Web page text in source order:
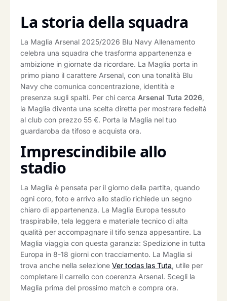
La storia della squadra
La Maglia Arsenal 2025/2026 Blu Navy Allenamento
celebra una squadra che trasforma appartenenza e
ambizione in giornate da ricordare. La Maglia porta in
primo piano il carattere Arsenal, con una tonalità Blu
Navy che comunica concentrazione, identità e
presenza sugli spalti. Per chi cerca Arsenal Tuta 2026,
la Maglia diventa una scelta diretta per mostrare fedeltà
al club con prezzo 55 €. Porta la Maglia nel tuo
guardaroba da tifoso e acquista ora.
Imprescindibile allo
stadio
La Maglia è pensata per il giorno della partita, quando
ogni coro, foto e arrivo allo stadio richiede un segno
chiaro di appartenenza. La Maglia Europa tessuto
traspirabile, tela leggera e materiale tecnico di alta
qualità per accompagnare il tifo senza appesantire. La
Maglia viaggia con questa garanzia: Spedizione in tutta
Europa in 8-18 giorni con tracciamento. La Maglia si
trova anche nella selezione Ver todas las Tuta, utile per
completare il carrello con coerenza Arsenal. Scegli la
Maglia prima del prossimo match e compra ora.